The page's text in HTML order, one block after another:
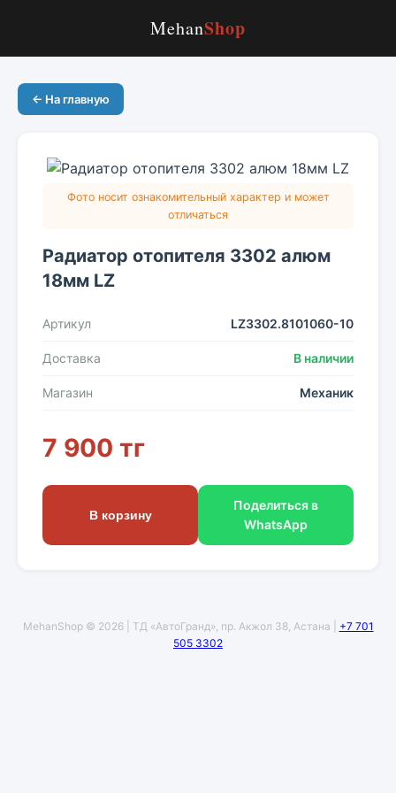
MehanShop
← На главную
Фото носит ознакомительный характер и может
отличаться
Радиатор отопителя 3302 алюм
18мм LZ
Артикул LZ3302.8101060-10
Доставка В наличии
Магазин Механик
7 900 тг
В корзину
Поделиться в
WhatsApp
MehanShop © 2026 | ТД «АвтоГранд», пр. Акжол 38, Астана | +7 701
505 3302